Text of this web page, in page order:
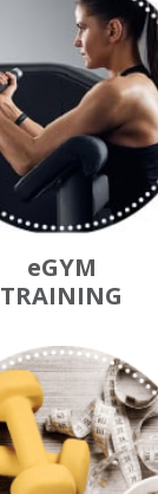
eGYM
TRAINING